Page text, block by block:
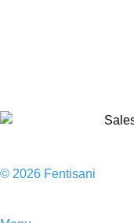
© 2026 Fentisani